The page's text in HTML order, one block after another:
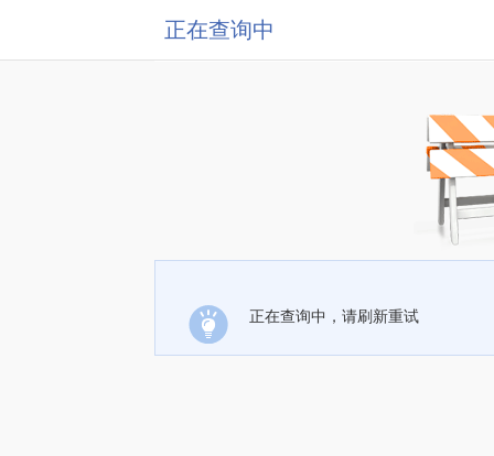
正在查询中
正在查询中，请刷新重试